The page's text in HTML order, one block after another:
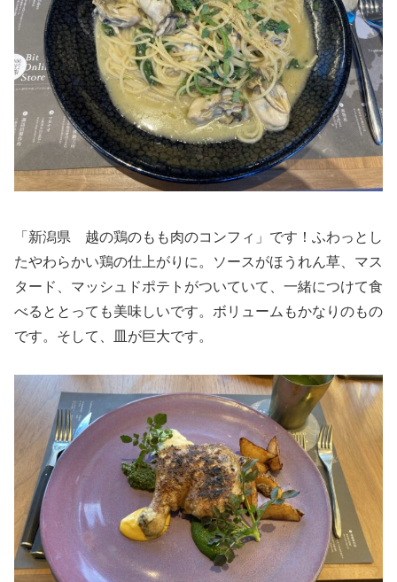
「新潟県 越の鶏のもも肉のコンフィ」です！ふわっとし
たやわらかい鶏の仕上がりに。ソースがほうれん草、マス
タード、マッシュドポテトがついていて、一緒につけて食
べるととっても美味しいです。ボリュームもかなりのもの
です。そして、皿が巨大です。